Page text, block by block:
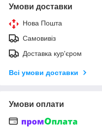
Умови доставки
Нова Пошта
Самовивіз
Доставка кур'єром
Всі умови доставки
Умови оплати